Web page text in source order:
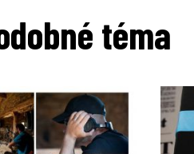
téma